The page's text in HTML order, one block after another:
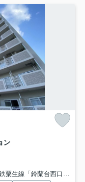
ン
生線「鈴蘭台西口」駅 徒歩11分